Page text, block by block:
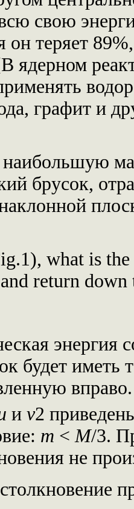
свою
он теряет
ядерном
графит и
брусок,
what is
return
энергия
будет иметь
и v2
m < M/3.
не